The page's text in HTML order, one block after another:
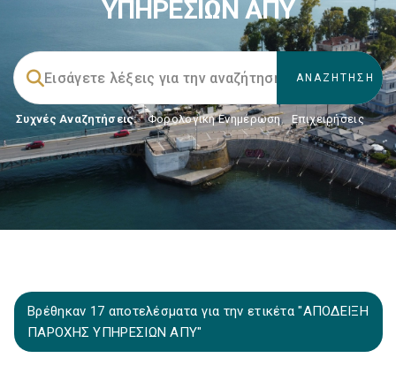
ΥΠΗΡΕΣΙΩΝ ΑΠΥ
Συχνές Αναζητήσεις: Φορολογικη Ενημέρωση, Επιχειρήσεις
Βρέθηκαν 17 αποτελέσματα για την ετικέτα "ΑΠΟΔΕΙΞΗ
ΠΑΡΟΧΗΣ ΥΠΗΡΕΣΙΩΝ ΑΠΥ"